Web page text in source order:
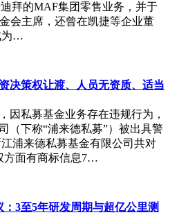
拜的MAF集团零售业务，并于
会主席，还曾在凯捷等企业董
为…
决策权让渡、人员无资质、适当
因私募基金业务存在违规行为，
（下称“浦来德私募”）被出具警
浦来德私募基金有限公司共对
方面有商标信息7…
3至5年研发周期与超亿公里测